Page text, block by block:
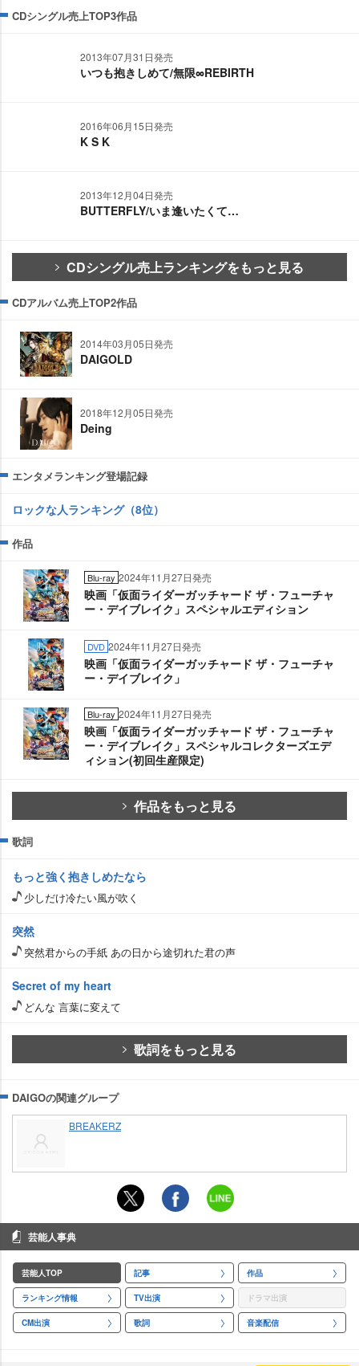
CDシングル売上TOP3作品
2013年07月31日発売
いつも抱きしめて/無限∞REBIRTH
2016年06月15日発売
K S K
2013年12月04日発売
BUTTERFLY/いま逢いたくて…
CDシングル売上ランキングをもっと見る
CDアルバム売上TOP2作品
2014年03月05日発売
DAIGOLD
2018年12月05日発売
Deing
エンタメランキング登場記録
ロックな人ランキング（8位）
作品
Blu-ray 2024年11月27日発売
映画「仮面ライダーガッチャード ザ・フューチャ
ー・デイブレイク」スペシャルエディション
DVD 2024年11月27日発売
映画「仮面ライダーガッチャード ザ・フューチャ
ー・デイブレイク」
Blu-ray 2024年11月27日発売
映画「仮面ライダーガッチャード ザ・フューチャ
ー・デイブレイク」スペシャルコレクターズエデ
ィション(初回生産限定)
作品をもっと見る
歌詞
もっと強く抱きしめたなら
少しだけ冷たい風が吹く
突然
突然君からの手紙 あの日から途切れた君の声
Secret of my heart
どんな 言葉に変えて
歌詞をもっと見る
DAIGOの関連グループ
BREAKERZ
芸能人事典
芸能人TOP 記事 作品
ランキング情報 TV出演 ドラマ出演
CM出演 歌詞 音楽配信